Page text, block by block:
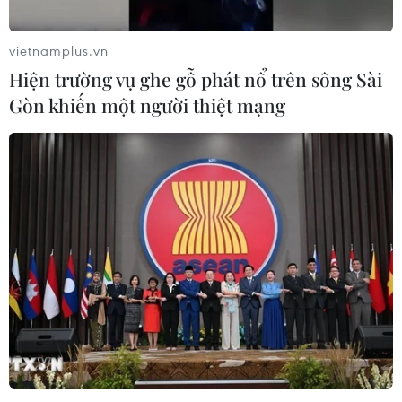
TIN LIÊN QUAN
Triều cường dâng cao gây ngập trên tuyến
vietnamplus.vn
Hiện trường vụ ghe gỗ phát nổ trên sông Sài
Gòn khiến một người thiệt mạng